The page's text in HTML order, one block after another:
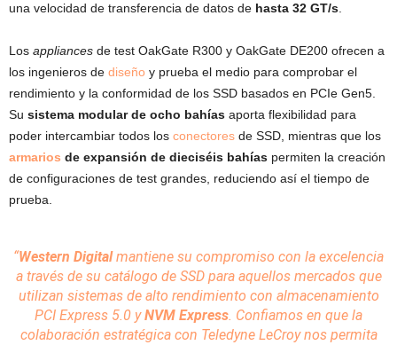
una velocidad de transferencia de datos de hasta 32 GT/s
Los appliances de test OakGate R300 y OakGate DE200 ofrecen a
los ingenieros de diseño y prueba el medio para comprobar el
rendimiento y la conformidad de los SSD basados en PCIe Gen5.
Su sistema modular de ocho bahías aporta flexibilidad para
poder intercambiar todos los conectores de SSD, mientras que los
armarios de expansión de dieciséis bahías permiten la creación
de configuraciones de test grandes, reduciendo así el tiempo de
prueba.
“Western Digitalmantiene su compromiso con la excelencia
a través de su catálogo de SSD para aquellos mercados que
utilizan sistemasde alto rendimiento con almacenamiento
PCI Express 5.0 yNVM Express. Confiamos en que la
colaboración estratégica con Teledyne LeCroy nos permita